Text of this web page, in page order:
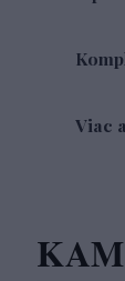
Viac